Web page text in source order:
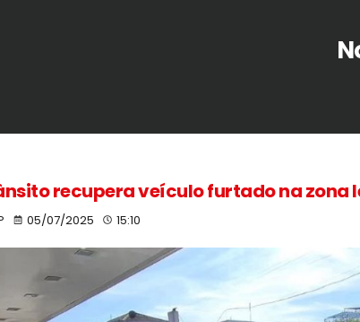
recupera veículo furtado na zona
05/07/2025 15:10